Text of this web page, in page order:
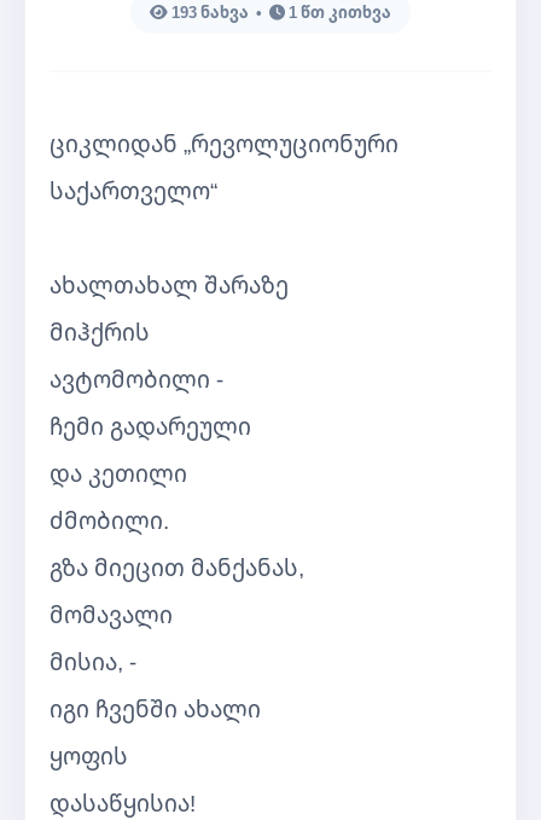
კონტაქტი
193 ნახვა • 1 წთ კითხვა
ციკლიდან „რევოლუციონური
საქართველო“
ახალთახალ შარაზე
მიჰქრის
ავტომობილი -
ჩემი გადარეული
და კეთილი
ძმობილი.
გზა მიეცით მანქანას,
მომავალი
მისია, -
იგი ჩვენში ახალი
ყოფის
დასაწყისია!